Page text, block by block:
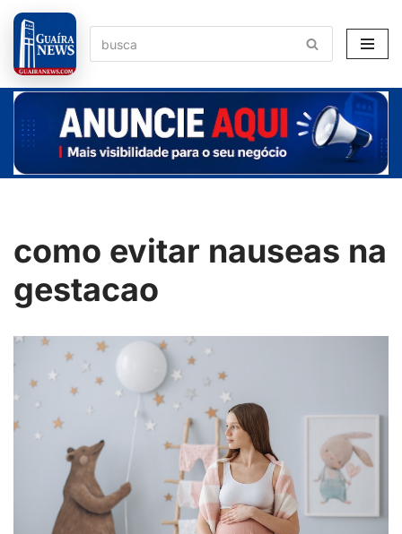
Pular
para
o
conteúdo
como evitar nauseas na
gestacao